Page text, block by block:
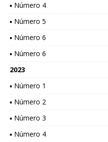
▪ Número 4
▪ Número 5
▪ Número 6
▪ Número 6
2023
▪ Número 1
▪ Número 2
▪ Número 3
▪ Número 4